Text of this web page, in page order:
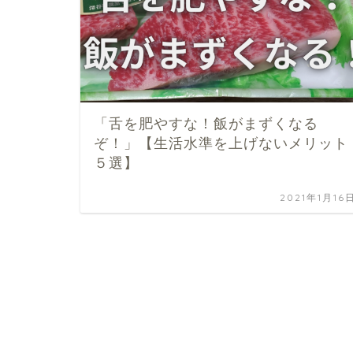
「舌を肥やすな！飯がまずくなる
ぞ！」【生活水準を上げないメリット
５選】
2021年1月16